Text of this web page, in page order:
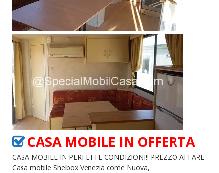
CASA MOBILE IN OFFERTA
CASA MOBILE IN PERFETTE CONDIZIONI!! PREZZO AFFARE
Casa mobile Shelbox Venezia come Nuova,